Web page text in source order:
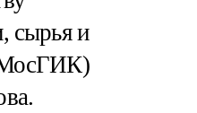
сырья и